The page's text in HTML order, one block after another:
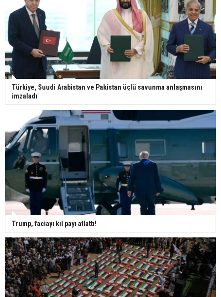
Türkiye, Suudi Arabistan ve Pakistan üçlü savunma anlaşmasını
imzaladı
Trump, faciayı kıl payı atlattı!